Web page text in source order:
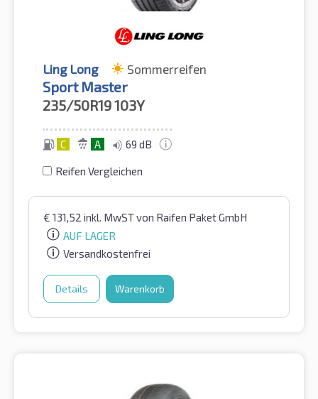
Ling Long Sommerreifen
Sport Master
235/50R19103Y
C A 69 dB
Reifen Vergleichen
€ 131,52 inkl. MwSTvon Raifen Paket GmbH
AUF LAGER
Versandkostenfrei
Details Warenkorb